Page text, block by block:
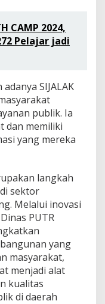
CAMP 2024,
Pelajar jadi
SIJALAK
publik. Ia
dan memiliki
yang mereka
langkah
sektor
Melalui inovasi
PUTR
yang
masyarakat,
menjadi alat
kualitas
di daerah